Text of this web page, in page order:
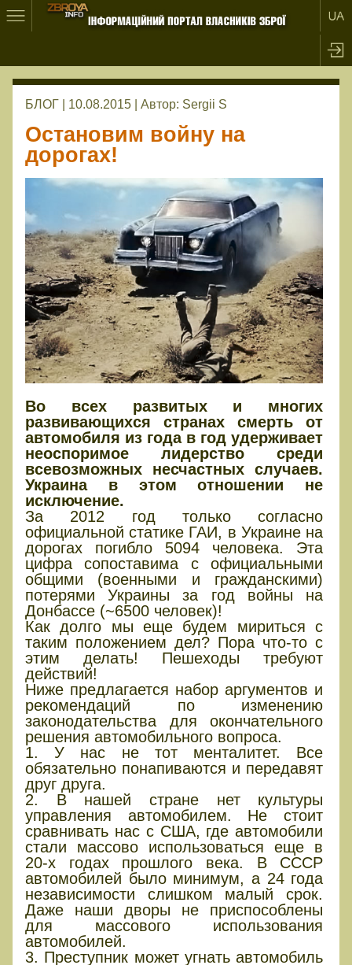
БЛОГ | 10.08.2015 | Автор: Sergii S
Остановим войну на
дорогах!
Во всех развитых и многих
развивающихся странах смерть от
автомобиля из года в год удерживает
неоспоримое лидерство среди
всевозможных несчастных случаев.
Украина в этом отношении не
исключение.
За 2012 год только согласно
официальной статике ГАИ, в Украине на
дорогах погибло 5094 человека. Эта
цифра сопоставима с официальными
общими (военными и гражданскими)
потерями Украины за год войны на
Донбассе (~6500 человек)!
Как долго мы еще будем мириться с
таким положением дел? Пора что-то с
этим делать! Пешеходы требуют
действий!
Ниже предлагается набор аргументов и
рекомендаций по изменению
законодательства для окончательного
решения автомобильного вопроса.
1. У нас не тот менталитет. Все
обязательно понапиваются и передавят
друг друга.
2. В нашей стране нет культуры
управления автомобилем. Не стоит
сравнивать нас с США, где автомобили
стали массово использоваться еще в
20-х годах прошлого века. В СССР
автомобилей было минимум, а 24 года
независимости слишком малый срок.
Даже наши дворы не приспособлены
для массового использования
автомобилей.
3. Преступник может угнать автомобиль